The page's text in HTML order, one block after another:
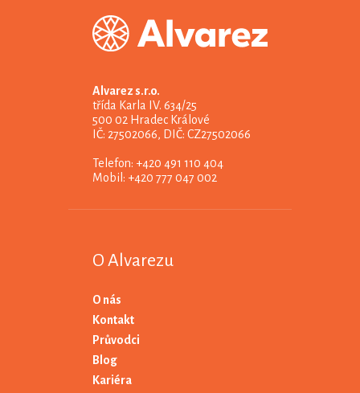
Alvarez s.r.o.
třída Karla IV. 634/25
500 02 Hradec Králové
IČ: 27502066, DIČ: CZ27502066
Telefon: +420 491 110 404
Mobil: +420 777 047 002
O Alvarezu
O nás
Kontakt
Průvodci
Blog
Kariéra